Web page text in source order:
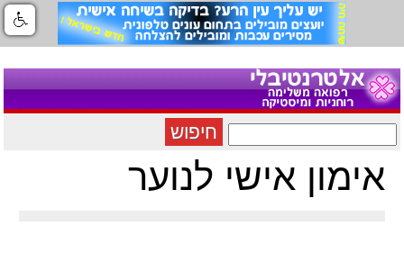
חיפוש
אימון אישי לנוער